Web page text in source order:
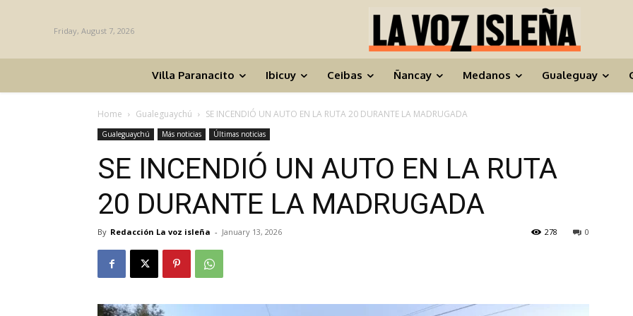
Friday, August 7, 2026
Villa Paranacito Ibicuy Ceibas Ñancay Medanos Gualeguay
Home Gualeguaychú SE INCENDIÓ UN AUTO EN LA RUTA 20 DURANTE LA MADRUGADA
Gualeguaychú Más noticias Últimas noticias
SE INCENDIÓ UN AUTO EN LA RUTA
20 DURANTE LA MADRUGADA
By Redacción La voz isleña - January 13, 2026 0
278